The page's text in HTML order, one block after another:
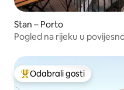
Stan – Porto
Pogled na rijeku u
Među najviše rangiranima
Odabrali gosti